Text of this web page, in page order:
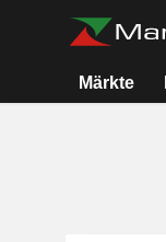
Märkte